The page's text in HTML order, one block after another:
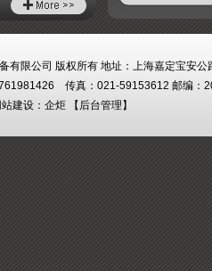
有限公司 版权所有 地址：上海嘉定宝安公
传真：021-59153612 邮编：
站建设： 企炬 【 后台管理 】